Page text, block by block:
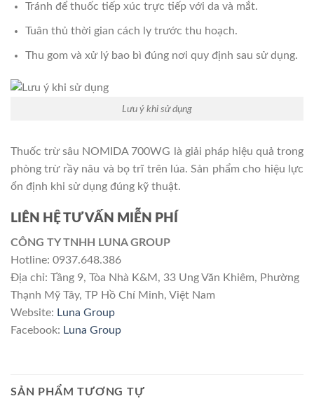
Tránh để thuốc tiếp xúc trực tiếp với da và mắt.
Tuân thủ thời gian cách ly trước thu hoạch.
Thu gom và xử lý bao bì đúng nơi quy định sau sử dụng.
Lưu ý khi sử dụng
Thuốc trừ sâu NOMIDA 700WG là giải pháp hiệu quả trong
phòng trừ rầy nâu và bọ trĩ trên lúa. Sản phẩm cho hiệu lực
ổn định khi sử dụng đúng kỹ thuật.
LIÊN HỆ TƯ VẤN MIỄN PHÍ
CÔNG TY TNHH LUNA GROUP
Hotline: 0937.648.386
Địa chỉ: Tầng 9, Tòa Nhà K&M, 33 Ung Văn Khiêm, Phường
Thạnh Mỹ Tây, TP Hồ Chí Minh, Việt Nam
Website: Luna Group
Facebook: Luna Group
SẢN PHẨM TƯƠNG TỰ